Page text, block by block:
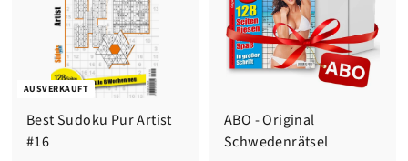
AUSVERKAUFT
Best Sudoku Pur Artist
#16
ABO - Original
Schwedenrätsel